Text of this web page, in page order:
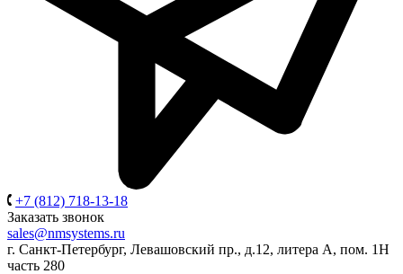
+7 (812) 718-13-18
Заказать звонок
sales@nmsystems.ru
г. Санкт-Петербург, Левашовский пр., д.12, литера А, пом. 1Н
часть 280